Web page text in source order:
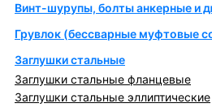
Винт-шурупы, болты анкерные и
Грувлок (бессварные муфтовые
Заглушки стальные
Заглушки стальные фланцевые
Заглушки стальные эллиптические